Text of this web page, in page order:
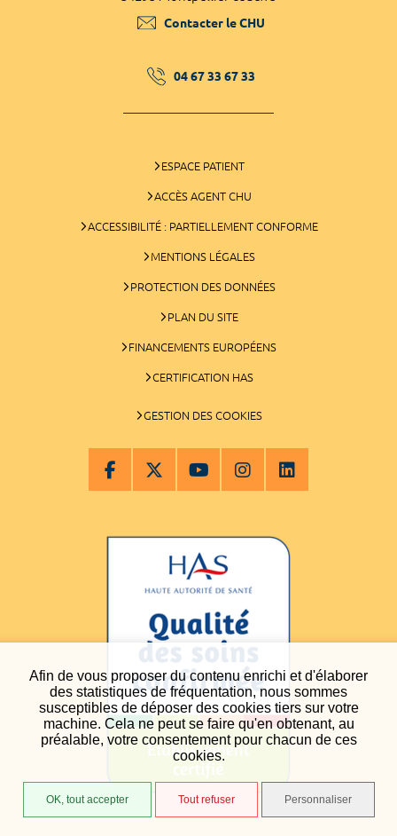
Afin de vous proposer du contenu enrichi et d'élaborer
des statistiques de fréquentation, nous sommes
susceptibles de déposer des cookies tiers sur votre
machine. Cela ne peut se faire qu'en obtenant, au
préalable, votre consentement pour chacun de ces
cookies.
OK, tout accepter Tout refuser Personnaliser
Contacter le CHU
04 67 33 67 33
ESPACE PATIENT
ACCÈS AGENT CHU
ACCESSIBILITÉ : PARTIELLEMENT CONFORME
MENTIONS LÉGALES
PROTECTION DES DONNÉES
PLAN DU SITE
FINANCEMENTS EUROPÉENS
CERTIFICATION HAS
GESTION DES COOKIES